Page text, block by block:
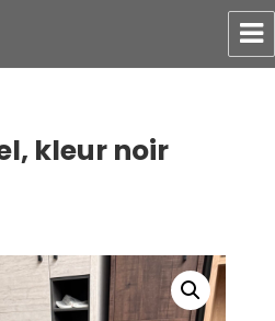
kleur noir